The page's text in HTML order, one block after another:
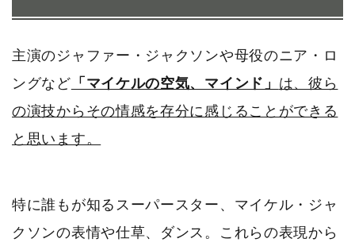
主演のジャファー・ジャクソンや母役のニア・ロ
ングなど 「マイケルの空気、マインド」 は、彼ら
の演技からその情感を存分に感じることができる
と思います。
特に誰もが知るスーパースター、マイケル・ジャ
クソンの表情や仕草、ダンス。これらの表現から